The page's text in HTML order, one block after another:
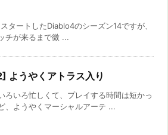
タートしたDiablo4のシーズン14ですが、
チが来るまで微 ...
ようやくアトラス入り
ろいろ忙しくて、プレイする時間は短かっ
、ようやくマーシャルアーテ ...